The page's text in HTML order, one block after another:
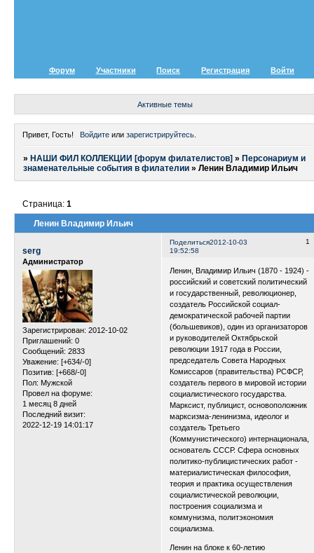
Форум Участники Поиск Регистрация Войти
Активные темы
Привет, Гость! Войдитеили зарегистрируйтесь.
» НАШИ ФИЛ КОЛЛЕКЦИИ [форум филателистов] » Персонариум и
знаменательные события в филателии »Ленин Владимир Ильич
Ленин Владимир Ильич
Страница:1
Поделиться 1
2012-10-03
19:52:58
serg
Администратор
Зарегистрирован: 2012-10-02
Приглашений: 0
Сообщений: 2833
Уважение: [+634/-0]
Позитив: [+668/-0]
Пол: Мужской
Провел на форуме:
1 месяц 8 дней
Последний визит:
2022-12-19 14:01:17
Ленин, Владимир Ильич (1870 - 1924) -
российский и советский политический
и государственный, революционер,
создатель Российской социал-
демократической рабочей партии
(большевиков), один из организаторов
и руководителей Октябрьской
революции 1917 года в России,
председатель Совета Народных
Комиссаров (правительства) РСФСР,
создатель первого в мировой истории
социалистического государства.
Марксист, публицист, основоположник
марксизма-ленинизма, идеолог и
создатель Третьего
(Коммунистического) интернационала,
основатель СССР. Сфера основных
политико-публицистических работ -
материалистическая философия,
теория и практика осуществления
социалистической революции,
построения социализма и
коммунизма, политэкономия
социализма.
Ленин на блоке к 60-летию